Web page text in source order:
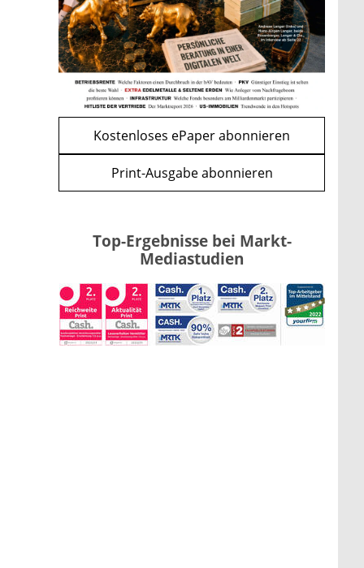
WEITERE ARTIKEL
zurückweiter
Kind möglich
mehr
Kostenloses ePaper abonnieren
Print-Ausgabe abonnieren
Top-Ergebnisse bei Markt-
Mediastudien